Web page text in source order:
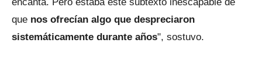
que nos ofrecían algo que despreciaron
sistemáticamente durante años", sostuvo.